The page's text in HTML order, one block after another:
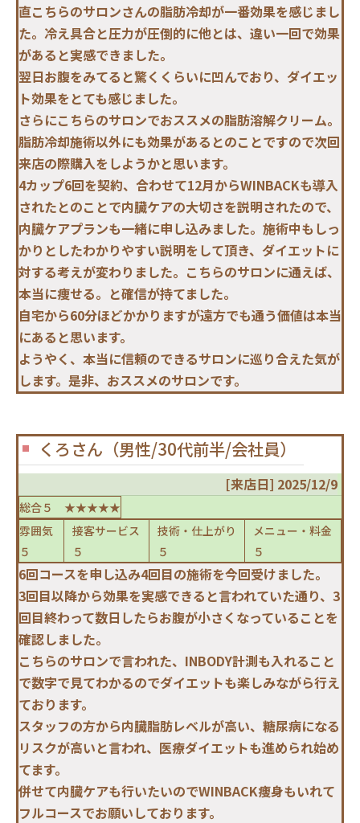
直こちらのサロンさんの脂肪冷却が一番効果を感じまし
た。冷え具合と圧力が圧倒的に他とは、違い一回で効果
があると実感できました。
翌日お腹をみてると驚くくらいに凹んでおり、ダイエッ
ト効果をとても感じました。
さらにこちらのサロンでおススメの脂肪溶解クリーム。
脂肪冷却施術以外にも効果があるとのことですので次回
来店の際購入をしようかと思います。
4カップ6回を契約、合わせて12月からWINBACKも導入
されたとのことで内臓ケアの大切さを説明されたので、
内臓ケアプランも一緒に申し込みました。施術中もしっ
かりとしたわかりやすい説明をして頂き、ダイエットに
対する考えが変わりました。こちらのサロンに通えば、
本当に痩せる。と確信が持てました。
自宅から60分ほどかかりますが遠方でも通う価値は本当
にあると思います。
ようやく、本当に信頼のできるサロンに巡り合えた気が
します。是非、おススメのサロンです。
くろさん（男性/30代前半/会社員）
[来店日] 2025/12/9
総合５ ★★★★★
雰囲気
５
接客サービス
５
技術・仕上がり
５
メニュー・料金
５
6回コースを申し込み4回目の施術を今回受けました。
3回目以降から効果を実感できると言われていた通り、3
回目終わって数日したらお腹が小さくなっていることを
確認しました。
こちらのサロンで言われた、INBODY計測も入れること
で数字で見てわかるのでダイエットも楽しみながら行え
ております。
スタッフの方から内臓脂肪レベルが高い、糖尿病になる
リスクが高いと言われ、医療ダイエットも進められ始め
てます。
併せて内臓ケアも行いたいのでWINBACK痩身もいれて
フルコースでお願いしております。